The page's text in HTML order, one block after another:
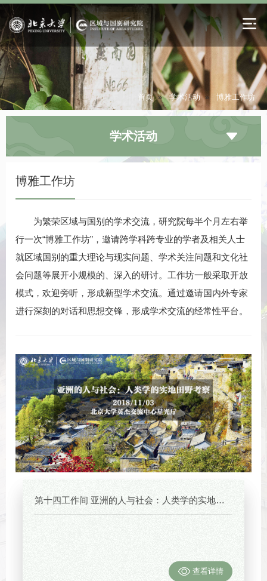
首页 » 学术活动 » 博雅工作坊
学术活动
博雅工作坊
为繁荣区域与国别的学术交流，研究院每半个月左右举
行一次“博雅工作坊”，邀请跨学科跨专业的学者及相关人士
就区域国别的重大理论与现实问题、学术关注问题和文化社
会问题等展开小规模的、深入的研讨。工作坊一般采取开放
模式，欢迎旁听，形成新型学术交流。通过邀请国内外专家
进行深刻的对话和思想交锋，形成学术交流的经常性平台。
第十四工作间 亚洲的人与社会：人类学的实地田野考察
查看详情